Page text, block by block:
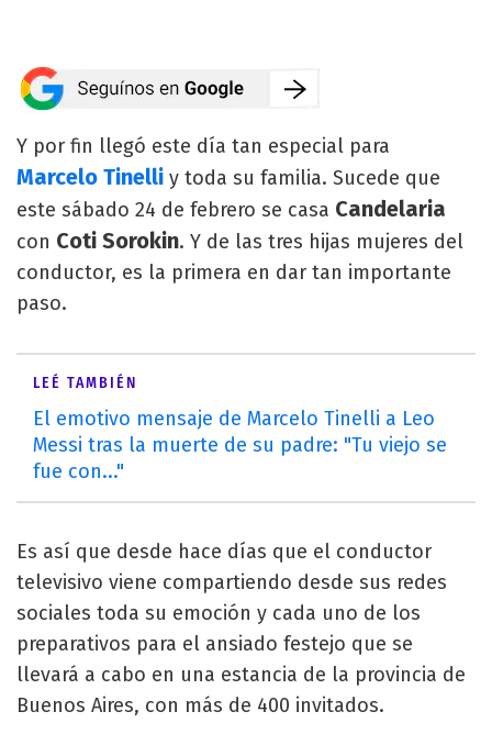
Y por fin llegó este día tan especial para
Marcelo Tinelli y toda su familia. Sucede que
este sábado 24 de febrero se casa Candelaria
con Coti Sorokin. Y de las tres hijas mujeres del
conductor, es la primera en dar tan importante
paso.
LEÉ TAMBIÉN
El emotivo mensaje de Marcelo Tinelli a Leo
Messi tras la muerte de su padre: "Tu viejo se
fue con..."
Es así que desde hace días que el conductor
televisivo viene compartiendo desde sus redes
sociales toda su emoción y cada uno de los
preparativos para el ansiado festejo que se
llevará a cabo en una estancia de la provincia de
Buenos Aires, con más de 400 invitados.